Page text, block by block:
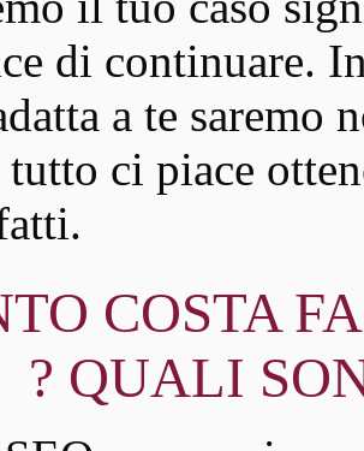
di continuare.
a te saremo
ci piace
COSTA
? QUALI